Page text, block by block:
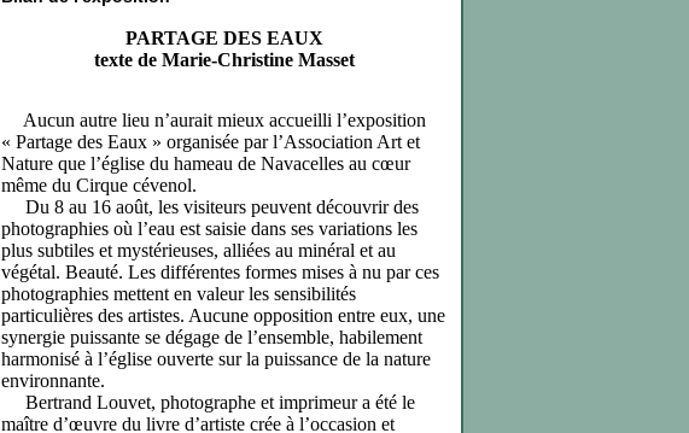
PARTAGE DES EAUX
texte de Marie-Christine Masset
Aucun autre lieu n’aurait mieux accueilli l’exposition
« Partage des Eaux » organisée par l’Association Art et
Nature que l’église du hameau de Navacelles au cœur
même du Cirque cévenol.
Du 8 au 16 août, les visiteurs peuvent découvrir des
photographies où l’eau est saisie dans ses variations les
plus subtiles et mystérieuses, alliées au minéral et au
végétal. Beauté. Les différentes formes mises à nu par ces
photographies mettent en valeur les sensibilités
particulières des artistes. Aucune opposition entre eux, une
synergie puissante se dégage de l’ensemble, habilement
harmonisé à l’église ouverte sur la puissance de la nature
environnante.
Bertrand Louvet, photographe et imprimeur a été le
maître d’œuvre du livre d’artiste crée à l’occasion et